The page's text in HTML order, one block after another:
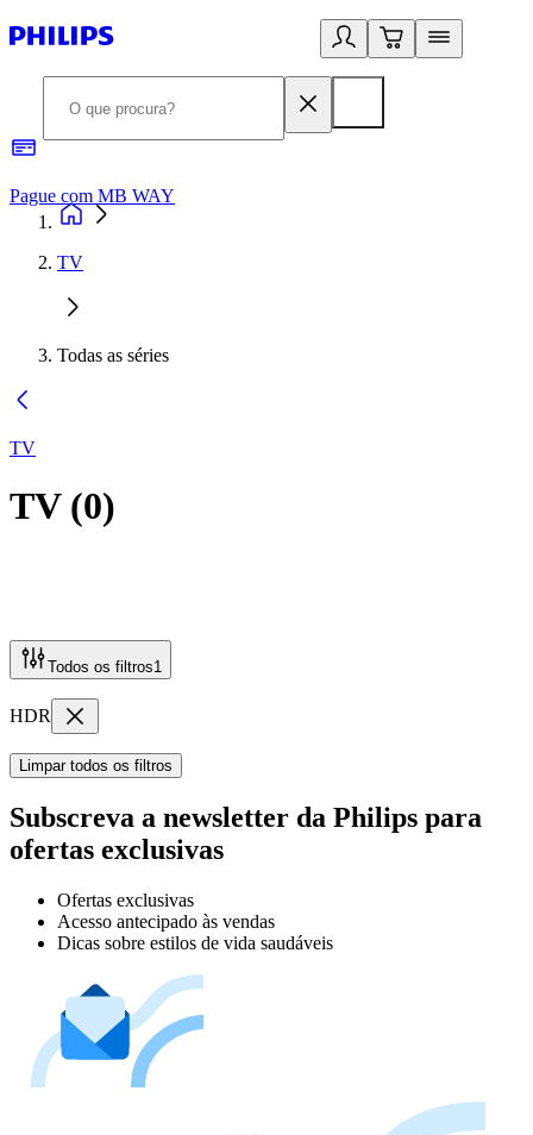
Pague com MB WAY
TV
Todas as séries
TV
TV(0)
Todos os filtros1
HDR
Limpar todos os filtros
Subscreva a newsletter da Philips para
ofertas exclusivas
Ofertas exclusivas
Acesso antecipado às vendas
Dicas sobre estilos de vida saudáveis